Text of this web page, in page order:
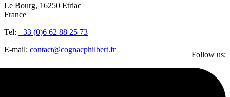
Le Bourg, 16250 Etriac
France
Tel: +33 (0)6 62 88 25 73
E-mail: contact@cognacphilbert.fr
Follow us: